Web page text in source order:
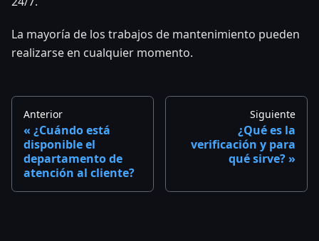
La mayoría de los trabajos de mantenimiento pueden
realizarse en cualquier momento.
Anterior
¿Cuándo está
disponible el
departamento de
atención al cliente?
Siguiente
¿Qué es la
verificación y para
qué sirve?